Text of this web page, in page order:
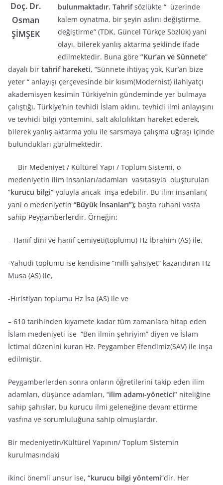
Doç. Dr.
Osman
ŞİMŞEK
bulunmaktadır. Tahrifsözlükte “ üzerinde
kalem oynatma, bir şeyin aslını değiştirme,
değiştirme” (TDK, Güncel Türkçe Sözlük) yani
olayı, bilerek yanlış aktarma şeklinde ifade
edilmektedir. Buna göre ”Kur’an ve Sünnete”
dayalı bir tahrif hareketi, “Sünnete ihtiyaç yok, Kur’an bize
yeter “ anlayışı çerçevesinde bir kısım(Modernist) ilahiyatçı
akademisyen kesimin Türkiye’nin gündeminde yer bulmaya
çalıştığı, Türkiye’nin tevhidi İslam aklını, tevhidi ilmi anlayışını
ve tevhidi bilgi yöntemini, salt akılcılıktan hareket ederek,
bilerek yanlış aktarma yolu ile sarsmaya çalışma uğraşı içinde
bulundukları görülmektedir.
Bir Medeniyet / Kültürel Yapı / Toplum Sistemi, o
medeniyetin ilim insanları/adamları vasıtasıyla oluşturulan
“kurucu bilgi” yoluyla ancak inşa edebilir. Bu ilim insanları(
yani o medeniyetin “Büyük İnsanları”); başta ruhani vasfa
sahip Peygamberlerdir. Örneğin;
– Hanif dini ve hanif cemiyeti(toplumu) Hz İbrahim (AS) ile,
-Yahudi toplumu ise kendisine “milli şahsiyet” kazandıran Hz
Musa (AS) ile,
-Hıristiyan toplumu Hz İsa (AS) ile ve
– 610 tarihinden kıyamete kadar tüm zamanlara hitap eden
İslam medeniyeti ise “Ben ilmin şehriyim” diyen ve İslam
İctimai düzenini kuran Hz. Peygamber Efendimiz(SAV) ile inşa
edilmiştir.
Peygamberlerden sonra onların öğretilerini takip eden ilim
adamları, düşünce adamları, “ilim adamı-yönetici” niteliğine
sahip şahıslar, bu kurucu ilmi geleneğine devam ettirme
vasfına ve sorumluluğuna sahip olmuşlardır.
Bir medeniyetin/Kültürel Yapının/ Toplum Sistemin
kurulmasındaki
ikinci önemli unsur ise, “kurucu bilgi yöntemi”dir. Her